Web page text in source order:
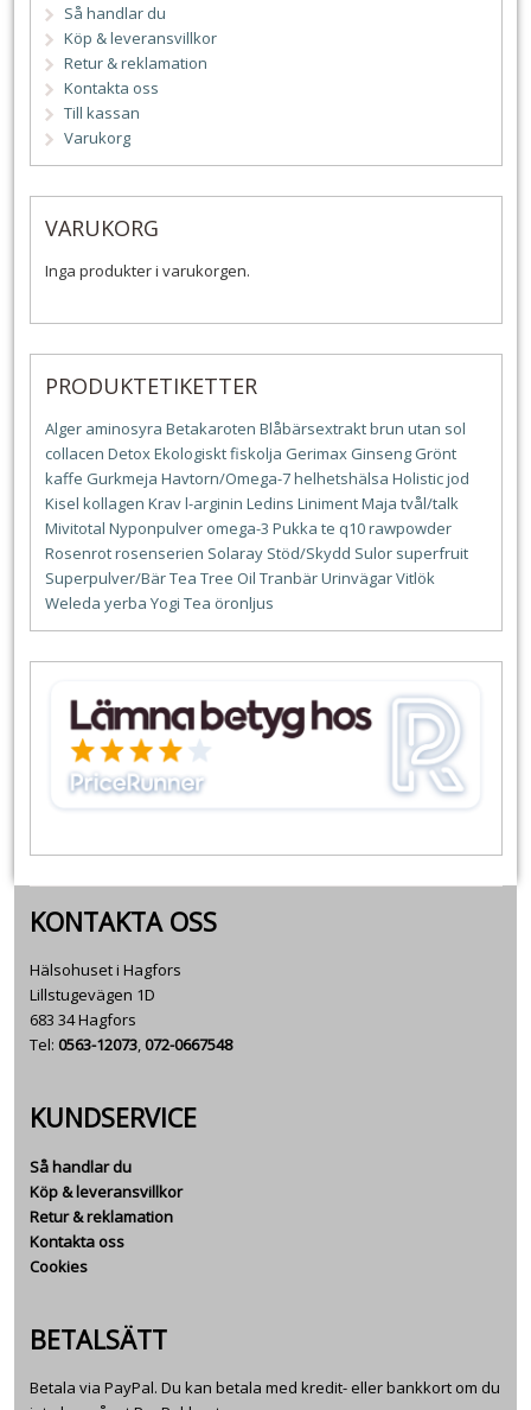
Så handlar du
Köp & leveransvillkor
Retur & reklamation
Kontakta oss
Till kassan
Varukorg
VARUKORG
Inga produkter i varukorgen.
PRODUKTETIKETTER
Alger aminosyra Betakaroten Blåbärsextraktbrun utan sol
collacen DetoxEkologisktfiskolja Gerimax Ginseng Grönt
kaffe Gurkmeja Havtorn/Omega-7helhetshälsa Holisticjod
Kisel kollagen Kravl-arginin Ledins LinimentMaja tvål/talk
Mivitotal Nyponpulver omega-3 Pukka te q10rawpowder
Rosenrotrosenserien Solaray Stöd/Skydd Sulor superfruit
Superpulver/BärTea Tree Oil TranbärUrinvägarVitlök
Weleda yerba Yogi Tea öronljus
KONTAKTA OSS
Hälsohuset i Hagfors
Lillstugevägen 1D
683 34 Hagfors
Tel: 0563-12073,072-0667548
KUNDSERVICE
Så handlar du
Köp & leveransvillkor
Retur & reklamation
Kontakta oss
Cookies
BETALSÄTT
Betala via PayPal. Du kan betala med kredit- eller bankkort om du